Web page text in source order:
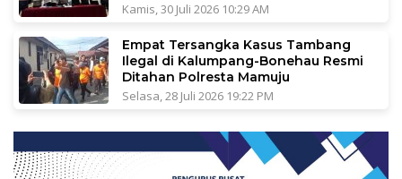
Kamis, 30 Juli 2026 10:29 AM
Empat Tersangka Kasus Tambang
Ilegal di Kalumpang-Bonehau Resmi
Ditahan Polresta Mamuju
Selasa, 28 Juli 2026 19:22 PM